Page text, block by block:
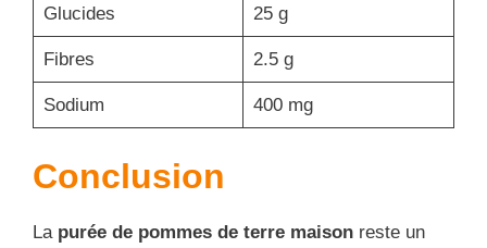
Glucides 25 g
Fibres 2.5 g
Sodium 400 mg
Conclusion
La purée de pommes de terre maison reste un